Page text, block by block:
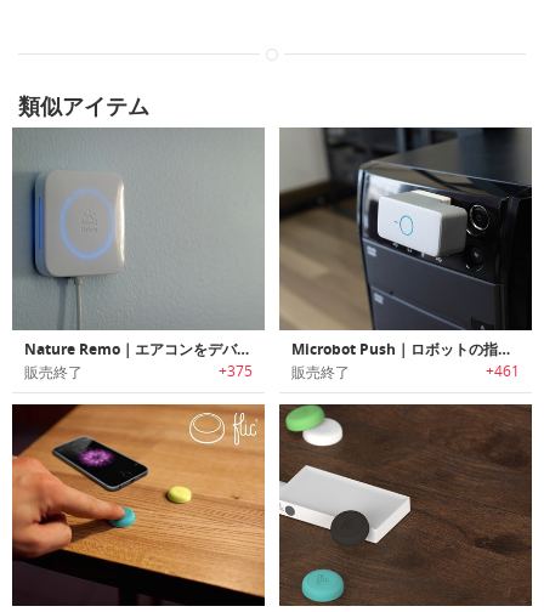
類似アイテム
Nature Remo｜エアコンをデバイス１つでスマートに「ネイチャーリモ」
販売終了 +375
Microbot Push｜ロボットの指がボタンをプッシュ「マイクロプッシュ」
販売終了 +461